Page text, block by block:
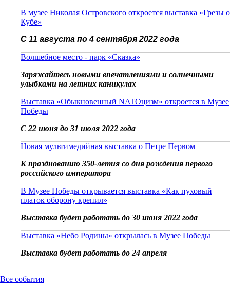
В музее Николая Островского откроется выставка «Грезы о
Кубе»
С 11 августа по 4 сентября 2022 года
Волшебное место - парк «Сказка»
Заряжайтесь новыми впечатлениями и солнечными
улыбками на летних каникулах
Выставка «Обыкновенный NATOцизм» откроется в Музее
Победы
С 22 июня до 31 июля 2022 года
Новая мультимедийная выставка о Петре Первом
К празднованию 350-летия со дня рождения первого
российского императора
В Музее Победы открывается выставка «Как пуховый
платок оборону крепил»
Выставка будет работать до 30 июня 2022 года
Выставка «Небо Родины» открылась в Музее Победы
Выставка будет работать до 24 апреля
Все события